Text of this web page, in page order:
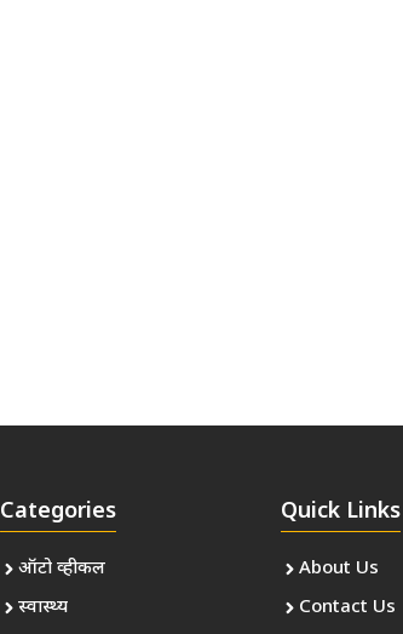
Categories
ऑटो व्हीकल
स्वास्थ्य
Quick Links
About Us
Contact Us